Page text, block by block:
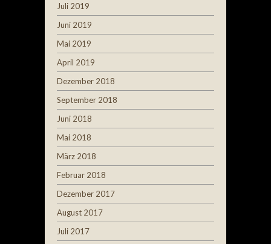
Juli 2019
Juni 2019
Mai 2019
April 2019
Dezember 2018
September 2018
Juni 2018
Mai 2018
März 2018
Februar 2018
Dezember 2017
August 2017
Juli 2017